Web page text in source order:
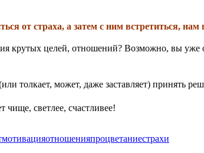
от страха, а затем с ним встретиться, нам
крутых целей, отношений? Возможно, вы уже
толкает, может, даже заставляет) принять
чище, светлее, счастливее!
мотивацияотношенияпроцветаниестрахи